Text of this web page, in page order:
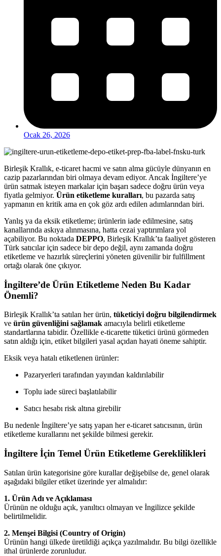
Ocak 26, 2026
Birleşik Krallık, e-ticaret hacmi ve satın alma gücüyle dünyanın en
cazip pazarlarından biri olmaya devam ediyor. Ancak İngiltere’ye
ürün satmak isteyen markalar için başarı sadece doğru ürün veya
fiyatla gelmiyor. Ürün etiketleme kuralları, bu pazarda satış
yapmanın en kritik ama en çok göz ardı edilen adımlarından biri.
Yanlış ya da eksik etiketleme; ürünlerin iade edilmesine, satış
kanallarında askıya alınmasına, hatta cezai yaptırımlara yol
açabiliyor. Bu noktada DEPPO, Birleşik Krallık’ta faaliyet gösteren
Türk satıcılar için sadece bir depo değil, aynı zamanda doğru
etiketleme ve hazırlık süreçlerini yöneten güvenilir bir fulfillment
ortağı olarak öne çıkıyor.
İngiltere’de Ürün Etiketleme Neden Bu Kadar
Önemli?
Birleşik Krallık’ta satılan her ürün, tüketiciyi doğru bilgilendirmek
ve ürün güvenliğini sağlamak amacıyla belirli etiketleme
standartlarına tabidir. Özellikle e-ticarette tüketici ürünü görmeden
satın aldığı için, etiket bilgileri yasal açıdan hayati öneme sahiptir.
Eksik veya hatalı etiketlenen ürünler:
Pazaryerleri tarafından yayından kaldırılabilir
Toplu iade süreci başlatılabilir
Satıcı hesabı risk altına girebilir
Bu nedenle İngiltere’ye satış yapan her e-ticaret satıcısının, ürün
etiketleme kurallarını net şekilde bilmesi gerekir.
İngiltere İçin Temel Ürün Etiketleme Gereklilikleri
Satılan ürün kategorisine göre kurallar değişebilse de, genel olarak
aşağıdaki bilgiler etiket üzerinde yer almalıdır:
1. Ürün Adı ve Açıklaması
Ürünün ne olduğu açık, yanıltıcı olmayan ve İngilizce şekilde
belirtilmelidir.
2. Menşei Bilgisi (Country of Origin)
Ürünün hangi ülkede üretildiği açıkça yazılmalıdır. Bu bilgi özellikle
ithal ürünlerde zorunludur.